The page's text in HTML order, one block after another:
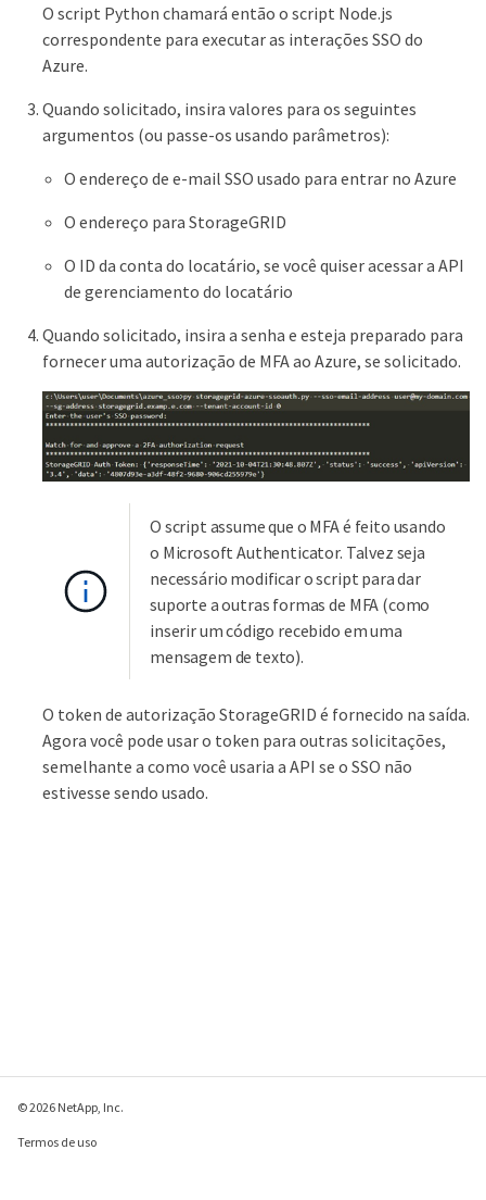
O script Python chamará então o script Node.js
correspondente para executar as interações SSO do
Azure.
Quando solicitado, insira valores para os seguintes
argumentos (ou passe-os usando parâmetros):
O endereço de e-mail SSO usado para entrar no Azure
O endereço para StorageGRID
O ID da conta do locatário, se você quiser acessar a API
de gerenciamento do locatário
Quando solicitado, insira a senha e esteja preparado para
fornecer uma autorização de MFA ao Azure, se solicitado.
O script assume que o MFA é feito usando
o Microsoft Authenticator. Talvez seja
necessário modificar o script para dar
suporte a outras formas de MFA (como
inserir um código recebido em uma
mensagem de texto).
O token de autorização StorageGRID é fornecido na saída.
Agora você pode usar o token para outras solicitações,
semelhante a como você usaria a API se o SSO não
estivesse sendo usado.
© 2026 NetApp, Inc.
Termos de uso